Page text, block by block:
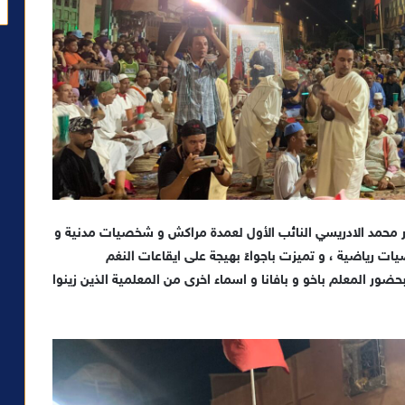
الادريسي النائب الأول لعمدة مراكش و شخصيات مدنية و
رياضية ، و تميزت باجواءً بهيجة على ايقاعات النغم
المعلم باخو و بافانا و اسماء اخرى من المعلمية الذين زينوا